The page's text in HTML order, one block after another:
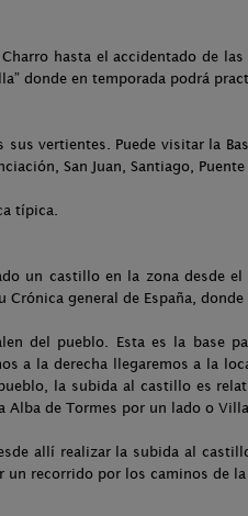
hasta el accidentado de
donde en temporada podrá
vertientes. Puede visitar la
San Juan, Santiago,
típica.
un castillo en la zona desde
general de España,
del pueblo. Esta es la base
a la derecha llegaremos a la
la subida al castillo es
Alba de Tormes por un lado o
allí realizar la subida al
recorrido por los caminos de la